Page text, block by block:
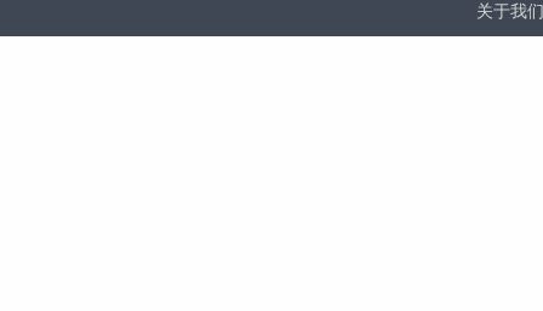
关于我们